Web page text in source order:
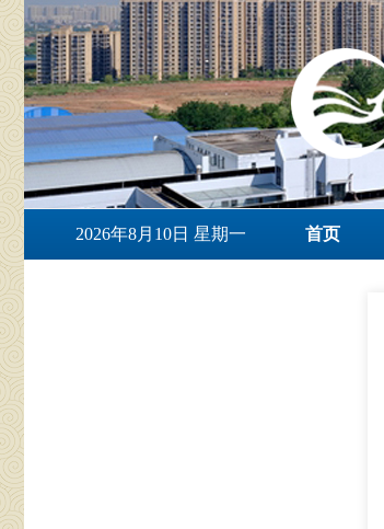
2026年8月10日 星期一 首页